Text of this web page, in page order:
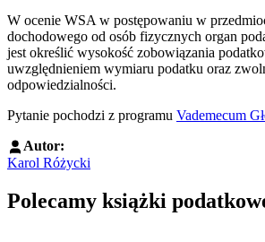
W ocenie WSA w postępowaniu w
dochodowego od osób fizycznych organ
jest określić wysokość zobowiązania
uwzględnieniem wymiaru podatku oraz
odpowiedzialności.
Pytanie pochodzi z programu Vademecum
Autor:
Karol Różycki
Polecamy książki